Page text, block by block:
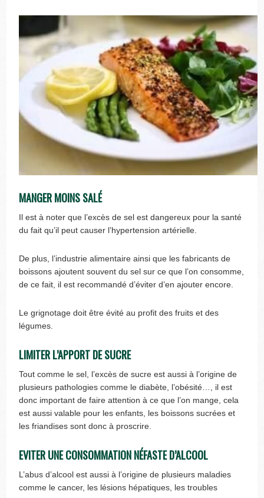
MANGER MOINS SALÉ
Il est à noter que l’excès de sel est dangereux pour la santé
du fait qu’il peut causer l’hypertension artérielle.
De plus, l’industrie alimentaire ainsi que les fabricants de
boissons ajoutent souvent du sel sur ce que l’on consomme,
de ce fait, il est recommandé d’éviter d’en ajouter encore.
Le grignotage doit être évité au profit des fruits et des
légumes.
LIMITER L’APPORT DE SUCRE
Tout comme le sel, l’excès de sucre est aussi à l’origine de
plusieurs pathologies comme le diabète, l’obésité…, il est
donc important de faire attention à ce que l’on mange, cela
est aussi valable pour les enfants, les boissons sucrées et
les friandises sont donc à proscrire.
EVITER UNE CONSOMMATION NÉFASTE D’ALCOOL
L’abus d’alcool est aussi à l’origine de plusieurs maladies
comme le cancer, les lésions hépatiques, les troubles